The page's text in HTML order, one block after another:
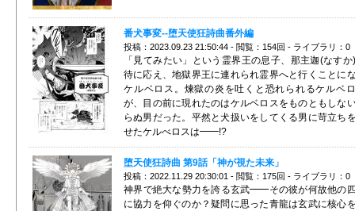
番犬事変--堕天使狂詩曲番外編
投稿：2023.09.23 21:50:44 - 閲覧：154回 - ライブラリ：0
「見てみたい」という霊界王の息子、那主迦(なす
待に応え、地獄界王に連れられ霊界へと行くことに
ケルベロス。煉獄の炎を吐くと恐れられるケルベ
が、目の前に現れたのはケルベロスをものともしな
らぬ男だった。平然と犬扱いをしてくる男に苛立ち
せたケルべロスは━━!?
堕天使狂詩曲 第9話「神が視た未来」
投稿：2022.11.29 20:30:01 - 閲覧：175回 - ライブラリ：0
神界で絶大な勢力を誇る玄武━━その彼が何故他の
に協力を仰ぐのか？疑問に思った青龍は玄武に核心